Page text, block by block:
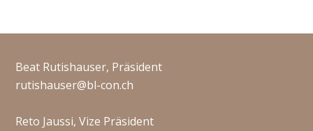
Beat Rutishauser, Präsident
rutishauser@bl-con.ch
Reto Jaussi, Vize Präsident